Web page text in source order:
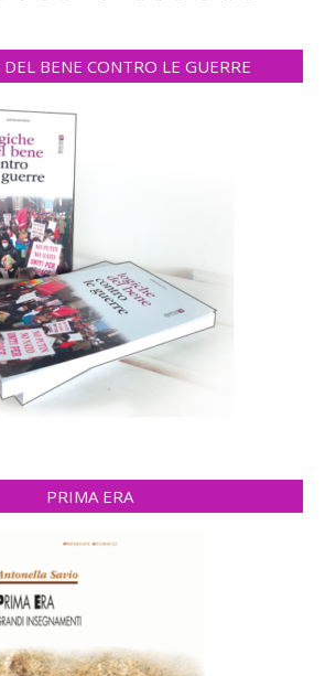
BENE CONTRO LE GUERRE
PRIMA ERA